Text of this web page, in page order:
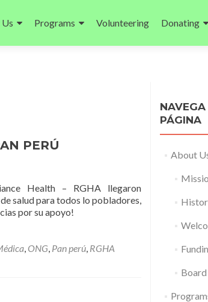
Programs Volunteering Donating
PERÚ
Health – RGHA llegaron
salud para todos lo pobladores,
por su apoyo!
, ONG, Pan perú, RGHA
PÁGINA
About